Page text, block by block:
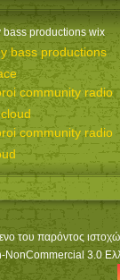
bass productions wix
bass productions
community radio
community radio
του παρόντος
3.0